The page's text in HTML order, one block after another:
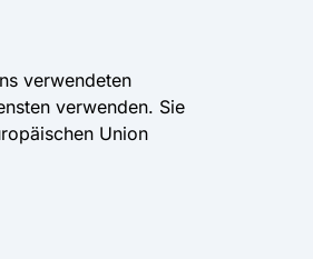
verwendeten
verwenden. Sie
Union